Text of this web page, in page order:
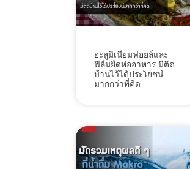
อะลูมิเนียมฟอยล์และ
ฟิล์มยืดห่ออาหาร มีติด
บ้านไว้ได้ประโยชน์
มากกว่าที่คิด